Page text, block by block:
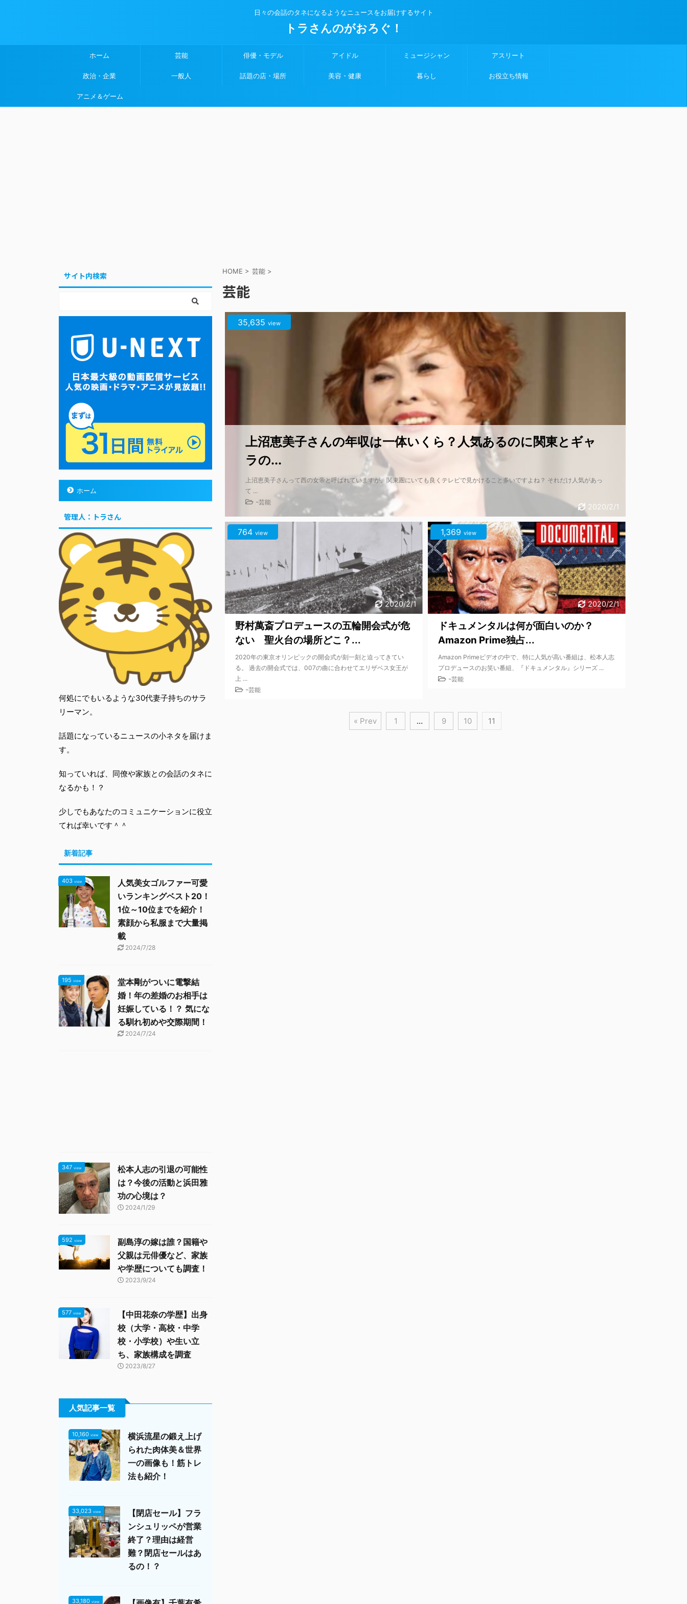
日々の会話のタネになるようなニュースをお届けするサイト
トラさんのがおろぐ！
ホーム 芸能 俳優・モデル アイドル ミュージシャン アスリート
政治・企業 一般人 話題の店・場所 美容・健康 暮らし お役立ち情報
アニメ＆ゲーム
HOME > 芸能 >
芸能
2020/2/1
35,635 view
上沼恵美子さんの年収は一体いくら？人気あるのに関東とギャ
ラの...
上沼恵美子さんって西の女帝と呼ばれていますが、関東圏にいても良くテレビで見かけること多いですよね？ それだけ人気があっ
て ...
-芸能
2020/2/1
764 view
野村萬斎プロデュースの五輪開会式が危
ない 聖火台の場所どこ？...
2020年の東京オリンピックの開会式が刻一刻と迫ってきてい
る。 過去の開会式では、007の曲に合わせてエリザベス女王が
上 ...
-芸能
2020/2/1
1,369 view
ドキュメンタルは何が面白いのか？
Amazon Prime独占...
Amazon Primeビデオの中で、特に人気が高い番組は、松本人志
プロデュースのお笑い番組、『ドキュメンタル』シリーズ ...
-芸能
« Prev 1 … 9 10 11
サイト内検索
ホーム
管理人：トラさん
何処にでもいるような30代妻子持ちのサラ
リーマン。
話題になっているニュースの小ネタを届けま
す。
知っていれば、同僚や家族との会話のタネに
なるかも！？
少しでもあなたのコミュニケーションに役立
てれば幸いです＾＾
新着記事
403 view
人気美女ゴルファー可愛
いランキングベスト20！
1位～10位までを紹介！
素顔から私服まで大量掲
載
2024/7/28
195 view
堂本剛がついに電撃結
婚！年の差婚のお相手は
妊娠している！？ 気にな
る馴れ初めや交際期間！
2024/7/24
347 view
松本人志の引退の可能性
は？今後の活動と浜田雅
功の心境は？
2024/1/29
592 view
副島淳の嫁は誰？国籍や
父親は元俳優など、家族
や学歴についても調査！
2023/9/24
577 view
【中田花奈の学歴】出身
校（大学・高校・中学
校・小学校）や生い立
ち、家族構成を調査
2023/8/27
人気記事一覧
10,160 view
横浜流星の鍛え上げ
られた肉体美＆世界
一の画像も！筋トレ
法も紹介！
33,023 view
【閉店セール】フラ
ンシュリッペが営業
終了？理由は経営
難？閉店セールはあ
るの！？
33,180 view